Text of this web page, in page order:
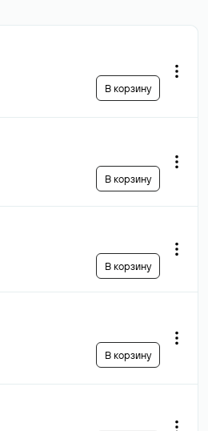
В корзину
В корзину
В корзину
В корзину